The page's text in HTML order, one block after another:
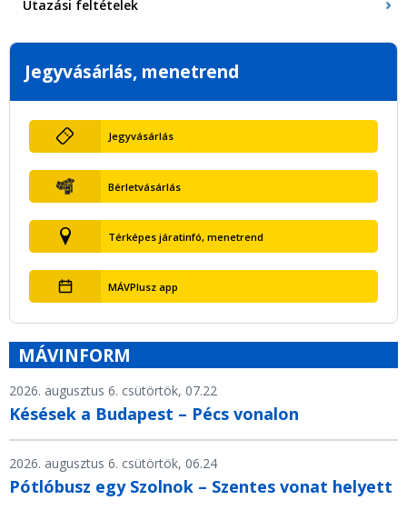
Utazási feltételek
Jegyvásárlás, menetrend
Jegyvásárlás
Bérletvásárlás
Térképes járatinfó, menetrend
MÁVPlusz app
MÁVINFORM
2026. augusztus 6. csütörtök, 07.22
Késések a Budapest – Pécs vonalon
2026. augusztus 6. csütörtök, 06.24
Pótlóbusz egy Szolnok – Szentes vonat helyett